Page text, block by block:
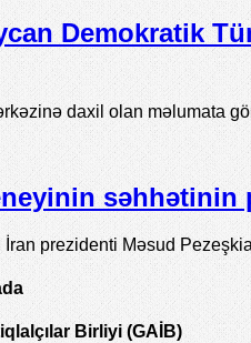
Demokratik
daxil olan məlumata
səhhətinin
prezidenti Məsud
Birliyi (GAİB)